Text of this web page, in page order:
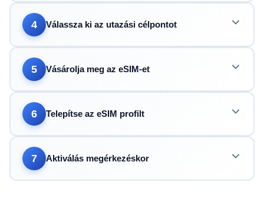
4 Válassza ki az utazási célpontot
5 Vásárolja meg az eSIM-et
6 Telepítse az eSIM profilt
7 Aktiválás megérkezéskor